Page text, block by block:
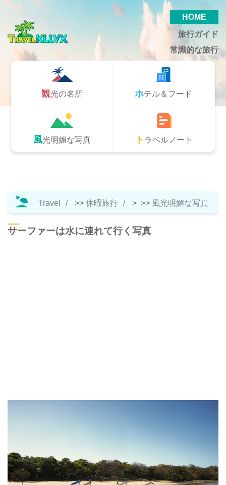
HOME
旅行ガイド
常識的な旅行
観光の名所 ホテル＆フード
風光明媚な写真 トラベルノート
Travel >> 休暇旅行 > >> 風光明媚な写真
サーファーは水に連れて行く写真